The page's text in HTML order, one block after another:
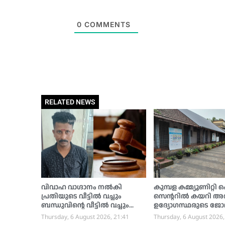
0 COMMENTS
RELATED NEWS
വിവാഹ വാഗ്ദാനം നൽകി
പ്രതിയുടെ വീട്ടിൽ വച്ചും
ബന്ധുവിന്റെ വീട്ടിൽ വച്ചും
പലതവണ പീഡിപ്പിച്ചു;
Thursday, 6 August 2026, 21:41
കുമ്പള
സെന്ററിൽ കയറി
ഉദ്യോഗസ്ഥരുടെ
തടസപെടുത്തി,
Thursday, 6 August